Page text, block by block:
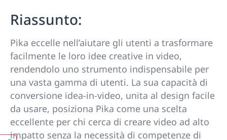
Riassunto:
Pika eccelle nell’aiutare gli utenti a trasformare
facilmente le loro idee creative in video,
rendendolo uno strumento indispensabile per
una vasta gamma di utenti. La sua capacità di
conversione idea-in-video, unita al design facile
da usare, posiziona Pika come una scelta
eccellente per chi cerca di creare video ad alto
impatto senza la necessità di competenze di